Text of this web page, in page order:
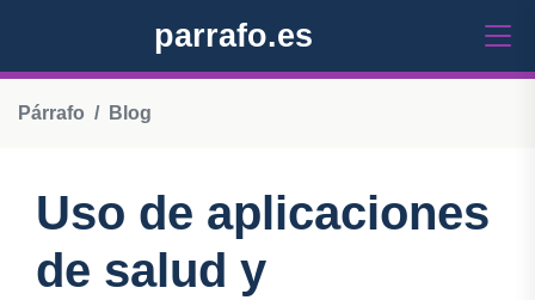
parrafo.es
Párrafo Blog
Uso de aplicaciones
de salud y